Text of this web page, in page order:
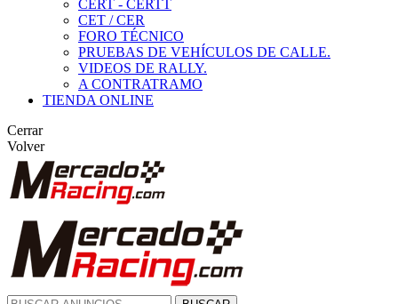
CERT - CERTT
CET / CER
FORO TÉCNICO
PRUEBAS DE VEHÍCULOS DE CALLE.
VIDEOS DE RALLY.
A CONTRATRAMO
TIENDA ONLINE
Cerrar
Volver